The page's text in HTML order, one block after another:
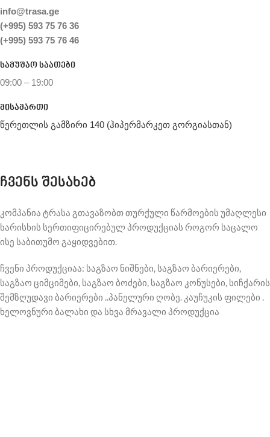
info@trasa.ge
(+995) 593 75 76 36
(+995) 593 75 76 46
სამუშაო საათები
09:00 – 19:00
მისამართი
წერეთლის გამზირი 140 (ჰიპერმარკეთ გორგიასთან)
ჩვენს შესახებ
კომპანია ტრასა გთავაზობთ თურქული წარმოების უმაღლესი
ხარისხის სერთიფიცირებულ პროდუქციას როგორ საცალო
ისე საბითუმო გაყიდვებით.
ჩვენი პროდუქციაა: საგზაო ნიშნები, საგზაო ბარიერები,
საგზაო ციმციმები, საგზაო ბოძები, საგზაო კონუსები, სიჩქარის
შემზღუდავი ბარიერები ..პანელური ღობე. კაუჩუკის ფილები .
ხელოვნური ბალახი და სხვა მრავალი პროდუქცია